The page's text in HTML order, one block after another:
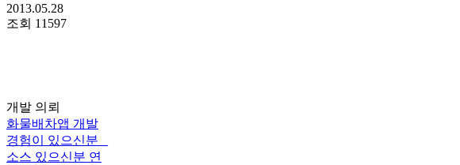
2013.05.28
조회 11597
개발 의뢰
화물배차앱 개발
경험이 있으신분 _
소스 있으신분 연